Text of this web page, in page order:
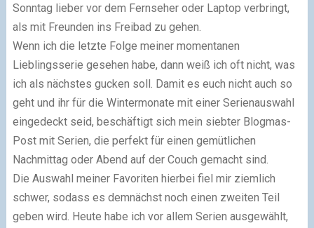
Sonntag lieber vor dem Fernseher oder Laptop verbringt,
als mit Freunden ins Freibad zu gehen.
Wenn ich die letzte Folge meiner momentanen
Lieblingsserie gesehen habe, dann weiß ich oft nicht, was
ich als nächstes gucken soll. Damit es euch nicht auch so
geht und ihr für die Wintermonate mit einer Serienauswahl
eingedeckt seid, beschäftigt sich mein siebter Blogmas-
Post mit Serien, die perfekt für einen gemütlichen
Nachmittag oder Abend auf der Couch gemacht sind.
Die Auswahl meiner Favoriten hierbei fiel mir ziemlich
schwer, sodass es demnächst noch einen zweiten Teil
geben wird. Heute habe ich vor allem Serien ausgewählt,